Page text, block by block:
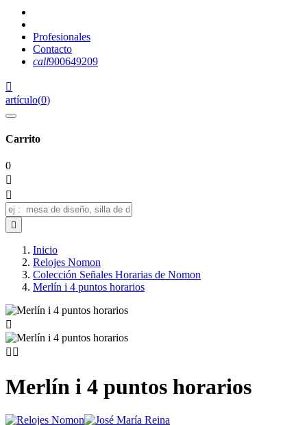
Profesionales
Contacto
call900649209

artículo(0)
Carrito
0



Inicio
Relojes Nomon
Colección Señales Horarias de Nomon
Merlín i 4 puntos horarios

 
Merlín i 4 puntos horarios